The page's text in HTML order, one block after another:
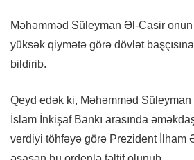
Məhəmməd Süleyman Əl-Casir
yüksək qiymətə görə dövlət başçısına
bildirib.
Qeyd edək ki, Məhəmməd
İslam İnkişaf Bankı arasında
verdiyi töhfəyə görə Prezident İlham